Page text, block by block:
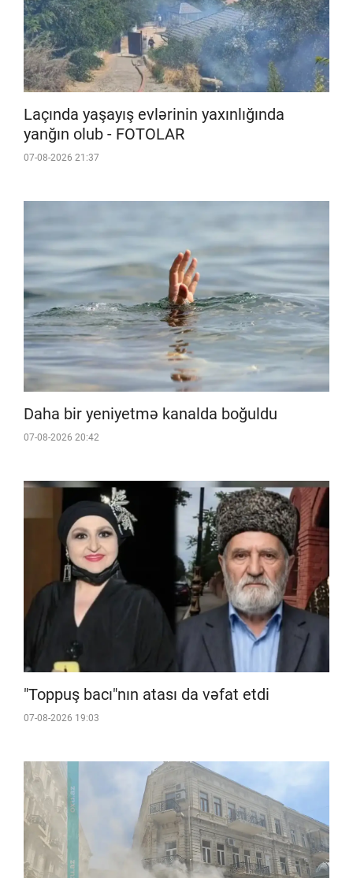
Laçında yaşayış evlərinin yaxınlığında
yanğın olub - FOTOLAR
07-08-2026 21:37
Daha bir yeniyetmə kanalda boğuldu
07-08-2026 20:42
"Toppuş bacı"nın atası da vəfat etdi
07-08-2026 19:03